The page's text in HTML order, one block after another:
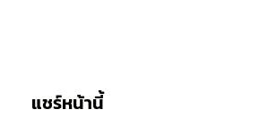
แชร์หน้านี้